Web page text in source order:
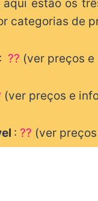
estão os
categorias de
: ?? (ver preços
(ver preços e
: ?? (ver